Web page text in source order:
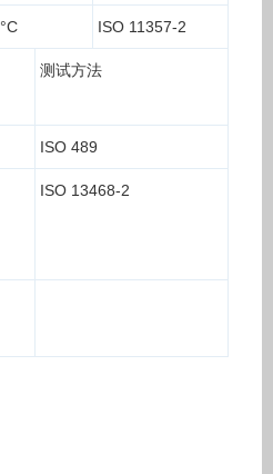
°C ISO 11357-2
测试方法
ISO 489
ISO 13468-2